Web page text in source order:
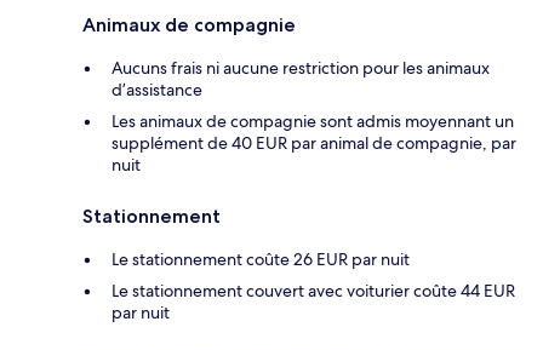
Animaux de compagnie
Aucuns frais ni aucune restriction pour les animaux
d’assistance
Les animaux de compagnie sont admis moyennant un
supplément de 40 EUR par animal de compagnie, par
nuit
Stationnement
Le stationnement coûte 26 EUR par nuit
Le stationnement couvert avec voiturier coûte 44 EUR
par nuit